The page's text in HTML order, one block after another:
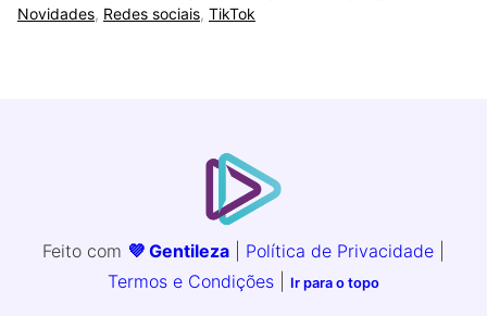
Novidades, Redes sociais, TikTok
Feito com 💜 Gentileza Política de Privacidade
Termos e Condições
Ir para o topo